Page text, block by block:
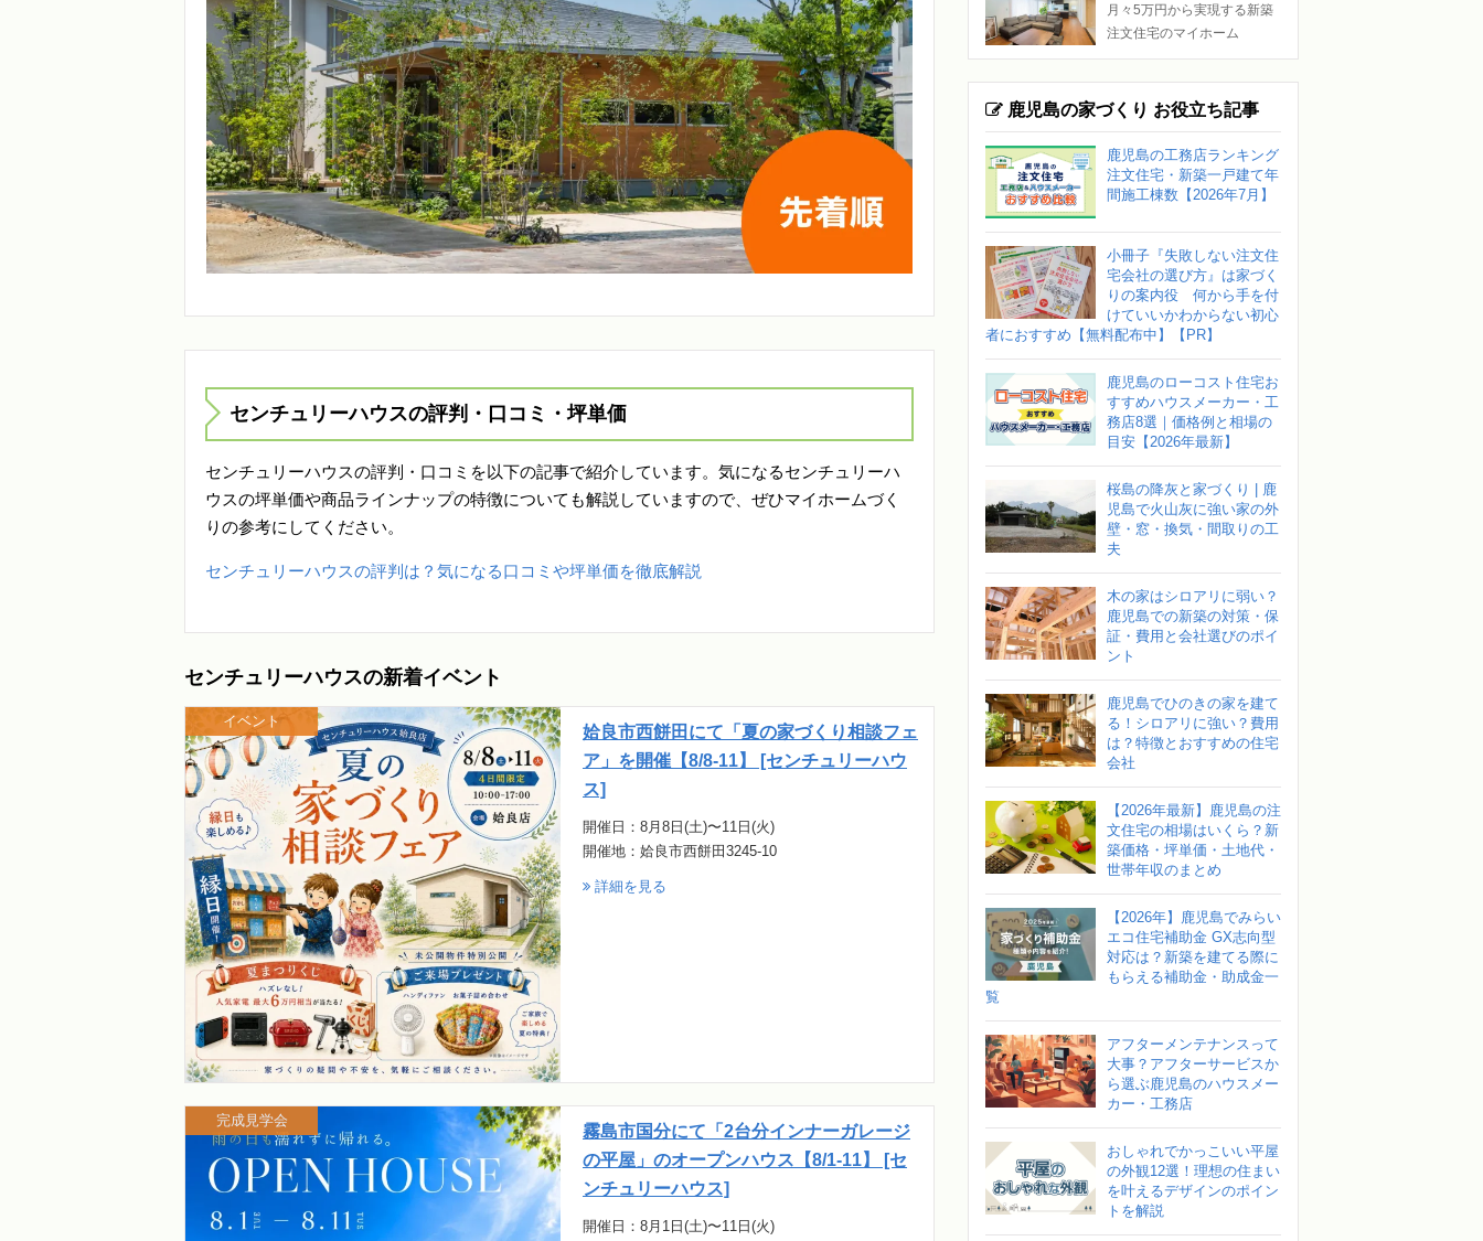
センチュリーハウスの評判・口コミ・坪単価
センチュリーハウスの評判・口コミを以下の記事で紹介しています。気になるセンチュリーハ
ウスの坪単価や商品ラインナップの特徴についても解説していますので、ぜひマイホームづく
りの参考にしてください。
センチュリーハウスの評判は？気になる口コミや坪単価を徹底解説
センチュリーハウスの新着イベント
姶良市西餅田にて「夏の家づくり相談フェ
ア」を開催【8/8-11】 [センチュリーハウ
ス]
開催日：8月8日(土)〜11日(火)
開催地：姶良市西餅田3245-10
詳細を見る
イベント
霧島市国分にて「2台分インナーガレージ
の平屋」のオープンハウス【8/1-11】 [セ
ンチュリーハウス]
開催日：8月1日(土)〜11日(火)
完成見学会
月々5万円から実現する新築
注文住宅のマイホーム
鹿児島の家づくり お役立ち記事
鹿児島の工務店ランキング
注文住宅・新築一戸建て年
間施工棟数【2026年7月】
小冊子『失敗しない注文住
宅会社の選び方』は家づく
りの案内役 何から手を付
けていいかわからない初心
者におすすめ【無料配布中】【PR】
鹿児島のローコスト住宅お
すすめハウスメーカー・工
務店8選｜価格例と相場の
目安【2026年最新】
桜島の降灰と家づくり | 鹿
児島で火山灰に強い家の外
壁・窓・換気・間取りの工
夫
木の家はシロアリに弱い？
鹿児島での新築の対策・保
証・費用と会社選びのポイ
ント
鹿児島でひのきの家を建て
る！シロアリに強い？費用
は？特徴とおすすめの住宅
会社
【2026年最新】鹿児島の注
文住宅の相場はいくら？新
築価格・坪単価・土地代・
世帯年収のまとめ
【2026年】鹿児島でみらい
エコ住宅補助金 GX志向型
対応は？新築を建てる際に
もらえる補助金・助成金一
覧
アフターメンテナンスって
大事？アフターサービスか
ら選ぶ鹿児島のハウスメー
カー・工務店
おしゃれでかっこいい平屋
の外観12選！理想の住まい
を叶えるデザインのポイン
トを解説